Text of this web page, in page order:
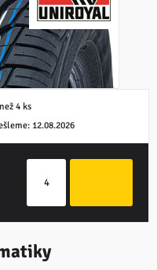
4 ks
12.08.2026